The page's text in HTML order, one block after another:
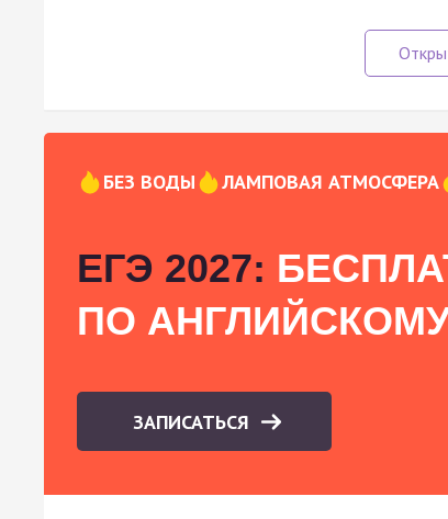
БЕЗ ВОДЫ ЛАМПОВАЯ АТМОСФЕРА
ЕГЭ 2027:
ПО
ЗАПИСАТЬСЯ